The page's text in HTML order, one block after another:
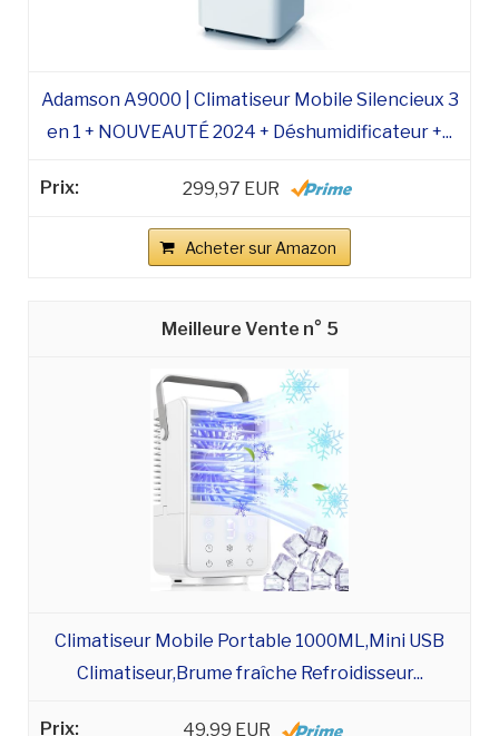
Adamson A9000 | Climatiseur Mobile Silencieux 3
en 1 + NOUVEAUTÉ 2024 + Déshumidificateur +...
299,97 EUR
Acheter sur Amazon
5
Climatiseur Mobile Portable 1000ML,Mini USB
Climatiseur,Brume fraîche Refroidisseur...
49,99 EUR